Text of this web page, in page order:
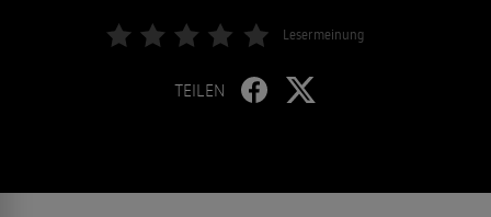
Lesermeinung
TEILEN